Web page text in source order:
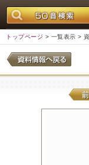
トップページ > 一覧表示 >